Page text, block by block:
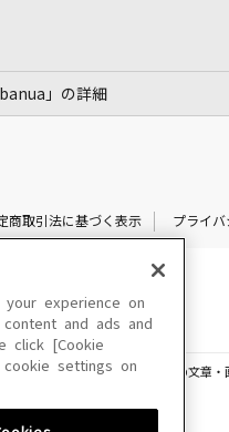
」の詳細
商取引法に基づく表示
プライバ
このサイトに掲載されている一切の文章
experience on
and ads and
click [Cookie
settings on